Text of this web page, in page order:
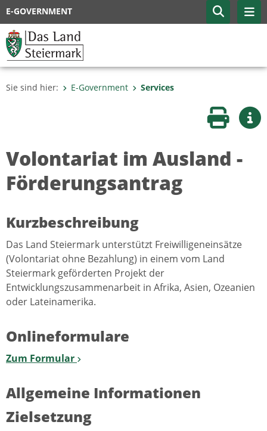
E-GOVERNMENT
Sie sind hier: E-Government Services
Seite
Volontariat im Ausland -
Förderungsantrag
Kurzbeschreibung
Das Land Steiermark unterstützt Freiwilligeneinsätze
(Volontariat ohne Bezahlung) in einem vom Land
Steiermark geförderten Projekt der
Entwicklungszusammenarbeit in Afrika, Asien, Ozeanien
oder Lateinamerika.
Onlineformulare
Zum Formular
Allgemeine Informationen
Zielsetzung